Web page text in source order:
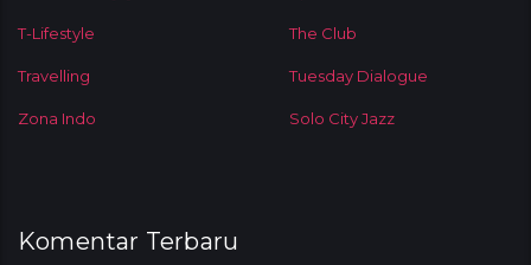
T-Lifestyle The Club
Travelling Tuesday Dialogue
Zona Indo Solo City Jazz
Komentar Terbaru